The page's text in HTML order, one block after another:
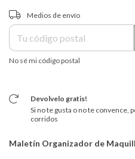
Entregas para el CP:
Medios de envío
No sé mi código postal
Devolvelo gratis!
Si no te gusta o no te convence,
corridos
Maletín Organizador de